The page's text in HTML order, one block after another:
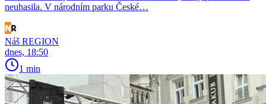
neuhasila. V národním parku České…
Náš REGION
dnes, 18:50
1 min